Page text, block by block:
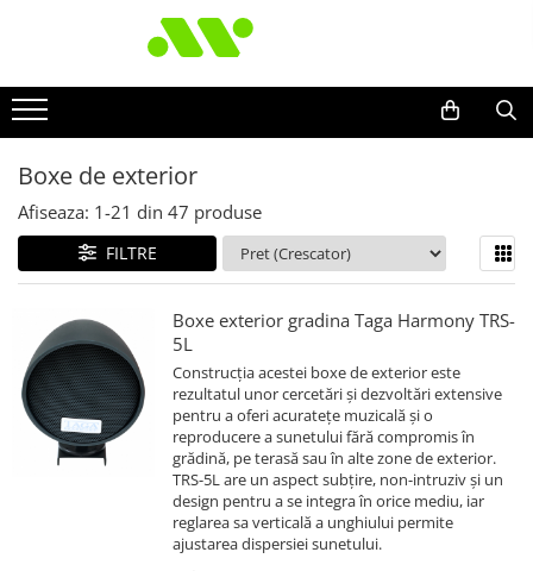
Boxe de exterior
Afiseaza: 1-21 din 47 produse
FILTRE
Boxe exterior gradina Taga Harmony TRS-
5L
Construcția acestei boxe de exterior este
rezultatul unor cercetări și dezvoltări extensive
pentru a oferi acuratețe muzicală și o
reproducere a sunetului fără compromis în
grădină, pe terasă sau în alte zone de exterior.
TRS-5L are un aspect subțire, non-intruziv și un
design pentru a se integra în orice mediu, iar
reglarea sa verticală a unghiului permite
ajustarea dispersiei sunetului.